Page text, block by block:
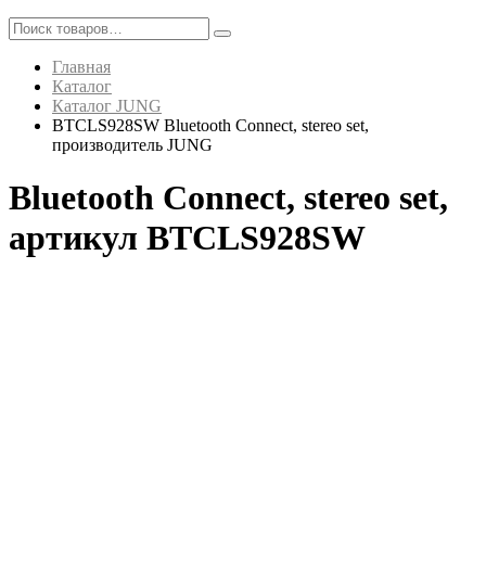
Главная
Каталог
Каталог JUNG
BTCLS928SW Bluetooth Connect, stereo set,
производитель JUNG
Bluetooth Connect, stereo set,
артикул BTCLS928SW